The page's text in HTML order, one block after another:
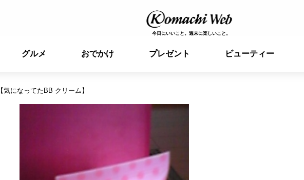
今日にいいこと。週末に楽しいこと。
グルメ おでかけ プレゼント ビューティー
【気になってたBB クリーム】